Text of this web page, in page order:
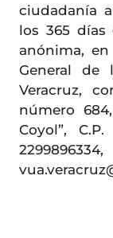
ciudadanía
los 365
anónima,
General de
Veracruz,
número
Coyol”,